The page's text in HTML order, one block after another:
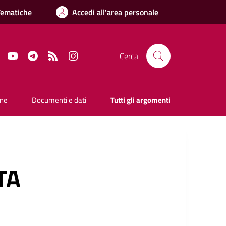
Accedi all'area personale
YouTube TelegramRSS Cerca
Documenti e dati Tutti gli argomenti